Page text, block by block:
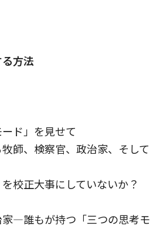
方法
ド」を見せて
師、検察官、政治家、そして
を校正大事にしていないか？
—誰もが持つ「三つの思考モ